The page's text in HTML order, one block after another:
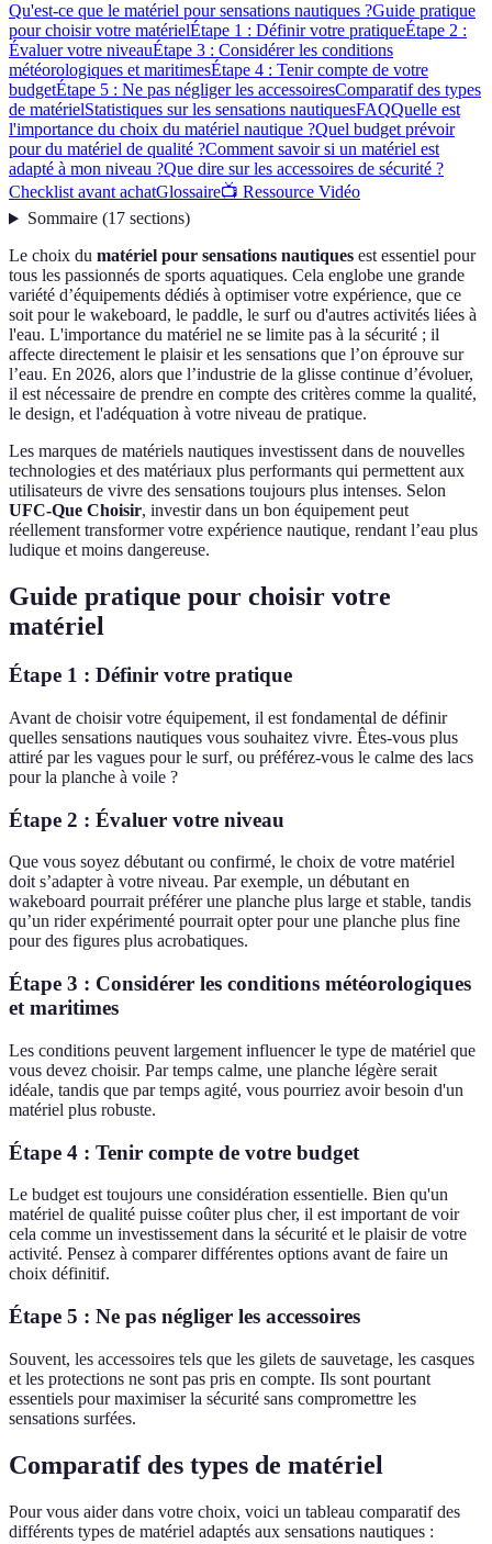
Qu'est-ce que le matériel pour sensations nautiques ?Guide pratique
pour choisir votre matérielÉtape 1 : Définir votre pratiqueÉtape 2 :
Évaluer votre niveauÉtape 3 : Considérer les conditions
météorologiques et maritimesÉtape 4 : Tenir compte de votre
budgetÉtape 5 : Ne pas négliger les accessoiresComparatif des types
de matérielStatistiques sur les sensations nautiquesFAQQuelle est
l'importance du choix du matériel nautique ?Quel budget prévoir
pour du matériel de qualité ?Comment savoir si un matériel est
adapté à mon niveau ?Que dire sur les accessoires de sécurité ?
Checklist avant achatGlossaire📺 Ressource Vidéo
Sommaire(17 sections)
Le choix du matériel pour sensations nautiques est essentiel pour
tous les passionnés de sports aquatiques. Cela englobe une grande
variété d’équipements dédiés à optimiser votre expérience, que ce
soit pour le wakeboard, le paddle, le surf ou d'autres activités liées à
l'eau. L'importance du matériel ne se limite pas à la sécurité ; il
affecte directement le plaisir et les sensations que l’on éprouve sur
l’eau. En 2026, alors que l’industrie de la glisse continue d’évoluer,
il est nécessaire de prendre en compte des critères comme la qualité,
le design, et l'adéquation à votre niveau de pratique.
Les marques de matériels nautiques investissent dans de nouvelles
technologies et des matériaux plus performants qui permettent aux
utilisateurs de vivre des sensations toujours plus intenses. Selon
UFC-Que Choisir, investir dans un bon équipement peut
réellement transformer votre expérience nautique, rendant l’eau plus
ludique et moins dangereuse.
Guide pratique pour choisir votre
matériel
Étape 1 : Définir votre pratique
Avant de choisir votre équipement, il est fondamental de définir
quelles sensations nautiques vous souhaitez vivre. Êtes-vous plus
attiré par les vagues pour le surf, ou préférez-vous le calme des lacs
pour la planche à voile ?
Étape 2 : Évaluer votre niveau
Que vous soyez débutant ou confirmé, le choix de votre matériel
doit s’adapter à votre niveau. Par exemple, un débutant en
wakeboard pourrait préférer une planche plus large et stable, tandis
qu’un rider expérimenté pourrait opter pour une planche plus fine
pour des figures plus acrobatiques.
Étape 3 : Considérer les conditions météorologiques
et maritimes
Les conditions peuvent largement influencer le type de matériel que
vous devez choisir. Par temps calme, une planche légère serait
idéale, tandis que par temps agité, vous pourriez avoir besoin d'un
matériel plus robuste.
Étape 4 : Tenir compte de votre budget
Le budget est toujours une considération essentielle. Bien qu'un
matériel de qualité puisse coûter plus cher, il est important de voir
cela comme un investissement dans la sécurité et le plaisir de votre
activité. Pensez à comparer différentes options avant de faire un
choix définitif.
Étape 5 : Ne pas négliger les accessoires
Souvent, les accessoires tels que les gilets de sauvetage, les casques
et les protections ne sont pas pris en compte. Ils sont pourtant
essentiels pour maximiser la sécurité sans compromettre les
sensations surfées.
Comparatif des types de matériel
Pour vous aider dans votre choix, voici un tableau comparatif des
différents types de matériel adaptés aux sensations nautiques :